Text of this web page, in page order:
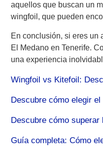
aquellos que buscan un
wingfoil, que pueden
En conclusión, si eres un
El Medano en Tenerife.
una experiencia
Wingfoil vs Kitefoil:
Descubre cómo elegir
Descubre cómo
Guía completa: Cómo